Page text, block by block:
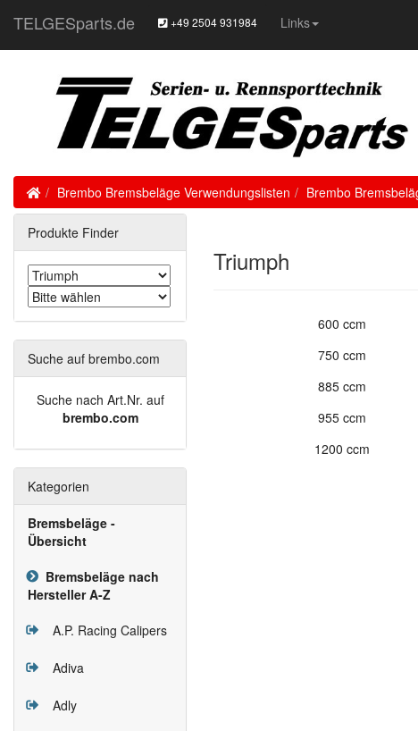
TELGESparts.de +49 2504 931984 Links
HomeBrembo Bremsbeläge Verwendungslisten Brembo
Triumph
600 ccm
750 ccm
885 ccm
955 ccm
1200 ccm
Produkte Finder
Suche auf brembo.com
Suche nach Art.Nr. auf
brembo.com
Kategorien
Bremsbeläge -
Übersicht
Bremsbeläge nach
Hersteller A-Z
A.P. Racing Calipers
Adiva
Adly